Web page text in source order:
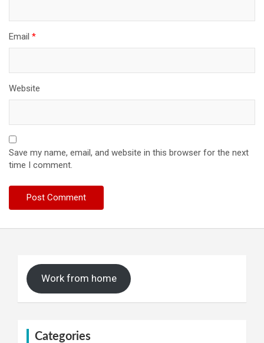
Email *
Website
Save my name, email, and website in this browser for the next
time I comment.
Work from home
Categories